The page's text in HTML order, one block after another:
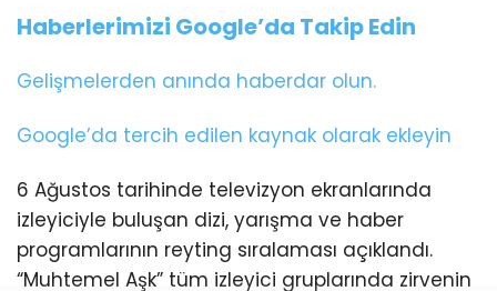
Haberlerimizi Google’da Takip Edin
Gelişmelerden anında haberdar olun.
Google’da tercih edilen kaynak olarak ekleyin
6 Ağustos tarihinde televizyon ekranlarında
izleyiciyle buluşan dizi, yarışma ve haber
programlarının reyting sıralaması açıklandı.
“Muhtemel Aşk” tüm izleyici gruplarında zirvenin